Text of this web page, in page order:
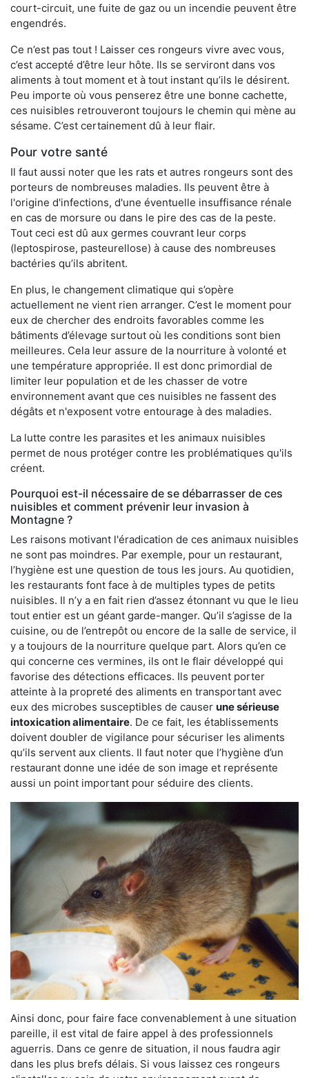
court-circuit, une fuite de gaz ou un incendie peuvent être
engendrés.
Ce n’est pas tout ! Laisser ces rongeurs vivre avec vous,
c’est accepté d’être leur hôte. Ils se serviront dans vos
aliments à tout moment et à tout instant qu’ils le désirent.
Peu importe où vous penserez être une bonne cachette,
ces nuisibles retrouveront toujours le chemin qui mène au
sésame. C’est certainement dû à leur flair.
Pour votre santé
Il faut aussi noter que les rats et autres rongeurs sont des
porteurs de nombreuses maladies. Ils peuvent être à
l'origine d'infections, d'une éventuelle insuffisance rénale
en cas de morsure ou dans le pire des cas de la peste.
Tout ceci est dû aux germes couvrant leur corps
(leptospirose, pasteurellose) à cause des nombreuses
bactéries qu’ils abritent.
En plus, le changement climatique qui s’opère
actuellement ne vient rien arranger. C’est le moment pour
eux de chercher des endroits favorables comme les
bâtiments d’élevage surtout où les conditions sont bien
meilleures. Cela leur assure de la nourriture à volonté et
une température appropriée. Il est donc primordial de
limiter leur population et de les chasser de votre
environnement avant que ces nuisibles ne fassent des
dégâts et n'exposent votre entourage à des maladies.
La lutte contre les parasites et les animaux nuisibles
permet de nous protéger contre les problématiques qu'ils
créent.
Pourquoi est-il nécessaire de se débarrasser de ces
nuisibles et comment prévenir leur invasion à
Montagne ?
Les raisons motivant l'éradication de ces animaux nuisibles
ne sont pas moindres. Par exemple, pour un restaurant,
l’hygiène est une question de tous les jours. Au quotidien,
les restaurants font face à de multiples types de petits
nuisibles. Il n’y a en fait rien d’assez étonnant vu que le lieu
tout entier est un géant garde-manger. Qu’il s’agisse de la
cuisine, ou de l’entrepôt ou encore de la salle de service, il
y a toujours de la nourriture quelque part. Alors qu’en ce
qui concerne ces vermines, ils ont le flair développé qui
favorise des détections efficaces. Ils peuvent porter
atteinte à la propreté des aliments en transportant avec
eux des microbes susceptibles de causer une sérieuse
intoxication alimentaire. De ce fait, les établissements
doivent doubler de vigilance pour sécuriser les aliments
qu’ils servent aux clients. Il faut noter que l’hygiène d’un
restaurant donne une idée de son image et représente
aussi un point important pour séduire des clients.
Ainsi donc, pour faire face convenablement à une situation
pareille, il est vital de faire appel à des professionnels
aguerris. Dans ce genre de situation, il nous faudra agir
dans les plus brefs délais. Si vous laissez ces rongeurs